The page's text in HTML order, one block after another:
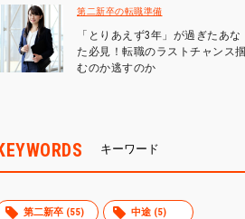
第二新卒の転職準備
「とりあえず3年」が過ぎたあな
た必見！転職のラストチャンス掴
むのか逃すのか
キーワード
第二新卒 (55) 中途 (5)